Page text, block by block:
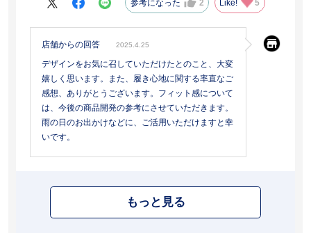
参考になった 2 Like! 5
店舗からの回答 2025.4.25
デザインをお気に召していただけたとのこと、大変
嬉しく思います。また、履き心地に関する率直なご
感想、ありがとうございます。フィット感について
は、今後の商品開発の参考にさせていただきます。
雨の日のお出かけなどに、ご活用いただけますと幸
いです。
もっと見る